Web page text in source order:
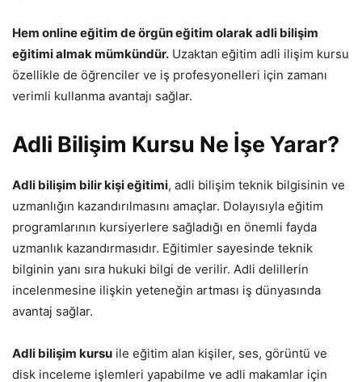
Hem online eğitim de örgün eğitim olarak adli bilişim
eğitimi almak mümkündür. Uzaktan eğitim adli ilişim kursu
özellikle de öğrenciler ve iş profesyonelleri için zamanı
verimli kullanma avantajı sağlar.
Adli Bilişim Kursu Ne İşe Yarar?
Adli bilişim bilir kişi eğitimi, adli bilişim teknik bilgisinin ve
uzmanlığın kazandırılmasını amaçlar. Dolayısıyla eğitim
programlarının kursiyerlere sağladığı en önemli fayda
uzmanlık kazandırmasıdır. Eğitimler sayesinde teknik
bilginin yanı sıra hukuki bilgi de verilir. Adli delillerin
incelenmesine ilişkin yeteneğin artması iş dünyasında
avantaj sağlar.
Adli bilişim kursu ile eğitim alan kişiler, ses, görüntü ve
disk inceleme işlemleri yapabilme ve adli makamlar için